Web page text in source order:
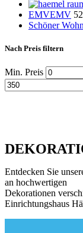
EMVEMV 52
Schöner
Nach Preis filtern
Min. Preis
Entdecken Sie
an hochwertigen
Dekorationen
Einrichtungshaus